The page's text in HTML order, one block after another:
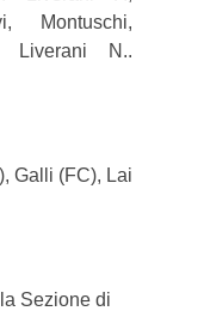
Montuschi,
Liverani N..
Galli (FC), Lai
Sezione di